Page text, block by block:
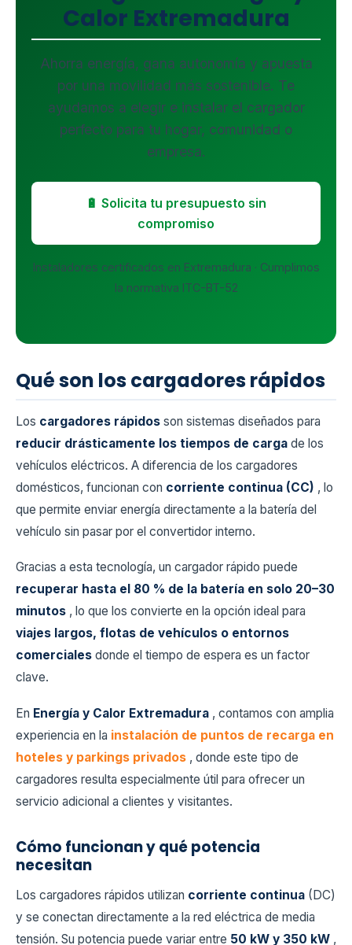
Calor Extremadura
Ahorra energía, gana autonomía y apuesta
por una movilidad más sostenible. Te
ayudamos a elegir e instalar el cargador
perfecto para tu hogar, comunidad o
empresa.
🔋 Solicita tu presupuesto sin
compromiso
Instaladores certificados en Extremadura · Cumplimos
la normativa ITC-BT-52
Qué son los cargadores rápidos
Los cargadores rápidos son sistemas diseñados para
reducir drásticamente los tiempos de carga de los
vehículos eléctricos. A diferencia de los cargadores
domésticos, funcionan con corriente continua (CC) , lo
que permite enviar energía directamente a la batería del
vehículo sin pasar por el convertidor interno.
Gracias a esta tecnología, un cargador rápido puede
recuperar hasta el 80 % de la batería en solo 20–30
minutos , lo que los convierte en la opción ideal para
viajes largos, flotas de vehículos o entornos
comerciales donde el tiempo de espera es un factor
clave.
En Energía y Calor Extremadura , contamos con amplia
experiencia en la instalación de puntos de recarga en
hoteles y parkings privados , donde este tipo de
cargadores resulta especialmente útil para ofrecer un
servicio adicional a clientes y visitantes.
Cómo funcionan y qué potencia
necesitan
Los cargadores rápidos utilizan corriente continua (DC)
y se conectan directamente a la red eléctrica de media
tensión. Su potencia puede variar entre 50 kW y 350 kW ,